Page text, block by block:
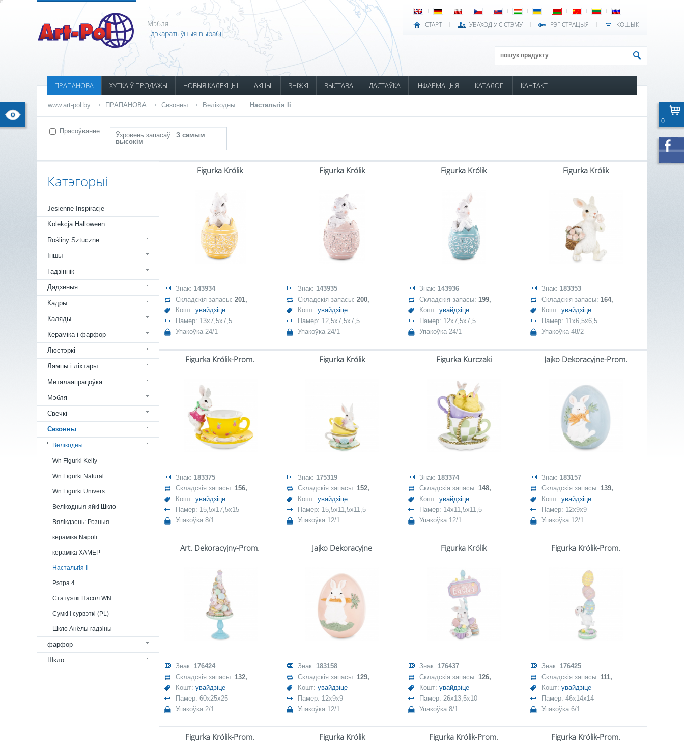
СТАРТ УВАХОД У СІСТЭМУ РЭГІСТРАЦЫЯ КОШЫК
Мэбля
і дэкаратыўныя вырабы
ПРАПАНОВА ХУТКА Ў ПРОДАЖЫ НОВЫЯ КАЛЕКЦЫІ АКЦЫІ ЗНІЖКІ ВЫСТАВА ДАСТАЎКА ІНФАРМАЦЫЯ КАТАЛОГІ КАНТАКТ
www.art-pol.by ПРАПАНОВА Сезонны Велікодны Настальгія Ii
Прасоўванне
Ўзровень запасаў.: З самым
высокім
Катэгорыі
Jesienne Inspiracje
Kolekcja Halloween
Rośliny Sztuczne
Іншы
Гадзіннік
Дадзеныя
Кадры
Каляды
Кераміка і фарфор
Люстэркі
Лямпы і ліхтары
Металаапрацоўка
Мэбля
Свечкі
Сезонны
Велікодны
Wn Figurki Kelly
Wn Figurki Natural
Wn Figurki Univers
Велікодныя яйкі Шкло
Вялікдзень: Розныя
кераміка Napoli
кераміка ХАМЕР
Настальгія Ii
Рэтра 4
Статуэткі Пасол WN
Сумкі і сурвэткі (PL)
Шкло Анёлы гадзіны
фарфор
Шкло
Figurka Królik
Знак: 143934
Складскія запасы: 201,
Кошт: увайдзіце
Памер: 13x7,5x7,5
Упакоўка 24/1
Figurka Królik
Знак: 143935
Складскія запасы: 200,
Кошт: увайдзіце
Памер: 12,5x7,5x7,5
Упакоўка 24/1
Figurka Królik
Знак: 143936
Складскія запасы: 199,
Кошт: увайдзіце
Памер: 12x7,5x7,5
Упакоўка 24/1
Figurka Królik
Знак: 183353
Складскія запасы: 164,
Кошт: увайдзіце
Памер: 11x6,5x6,5
Упакоўка 48/2
Figurka Królik-Prom.
Знак: 183375
Складскія запасы: 156,
Кошт: увайдзіце
Памер: 15,5x17,5x15
Упакоўка 8/1
Figurka Królik
Знак: 175319
Складскія запасы: 152,
Кошт: увайдзіце
Памер: 15,5x11,5x11,5
Упакоўка 12/1
Figurka Kurczaki
Знак: 183374
Складскія запасы: 148,
Кошт: увайдзіце
Памер: 14x11,5x11,5
Упакоўка 12/1
Jajko Dekoracyjne-Prom.
Знак: 183157
Складскія запасы: 139,
Кошт: увайдзіце
Памер: 12x9x9
Упакоўка 12/1
Art. Dekoracyjny-Prom.
Знак: 176424
Складскія запасы: 132,
Кошт: увайдзіце
Памер: 60x25x25
Упакоўка 2/1
Jajko Dekoracyjne
Знак: 183158
Складскія запасы: 129,
Кошт: увайдзіце
Памер: 12x9x9
Упакоўка 12/1
Figurka Królik
Знак: 176437
Складскія запасы: 126,
Кошт: увайдзіце
Памер: 26x13,5x10
Упакоўка 8/1
Figurka Królik-Prom.
Знак: 176425
Складскія запасы: 111,
Кошт: увайдзіце
Памер: 46x14x14
Упакоўка 6/1
Figurka Królik-Prom. Figurka Królik Figurka Królik-Prom. Figurka Królik-Prom.
0